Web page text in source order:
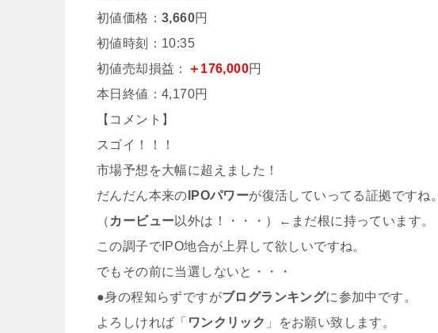
初値価格： 3,660円
初値時刻：10:35
初値売却損益：
＋176,000円
本日終値：4,170円
【コメント】
スゴイ！！！
市場予想を大幅に超えました！
だんだん本来の IPOパワーが復活していってる証拠ですね。
（ カービュー以外は！・・・）←まだ根に持っています。
この調子でIPO地合が上昇して欲しいですね。
でもその前に当選しないと・・・
●身の程知らずですがブログランキングに参加中です。
よろしければ「 ワンクリック 」をお願い致します。